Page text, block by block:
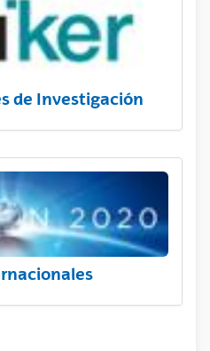
de Investigación